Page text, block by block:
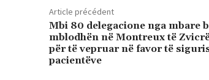
Article précédent
Mbi 80 delegacione nga mbare
mblodhën në Montreux të
për të vepruar në favor të
pacientëve